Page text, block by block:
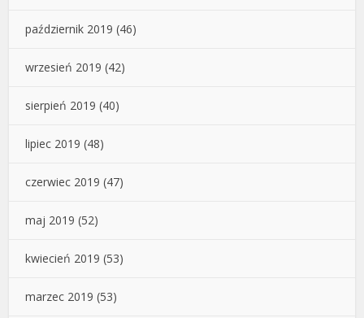
październik 2019 (46)
wrzesień 2019 (42)
sierpień 2019 (40)
lipiec 2019 (48)
czerwiec 2019 (47)
maj 2019 (52)
kwiecień 2019 (53)
marzec 2019 (53)